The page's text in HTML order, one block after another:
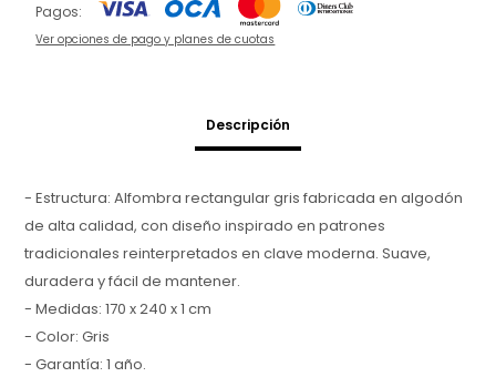
Pagos:
Ver opciones de pago y planes de cuotas
Descripción
- Estructura: Alfombra rectangular gris fabricada en algodón
de alta calidad, con diseño inspirado en patrones
tradicionales reinterpretados en clave moderna. Suave,
duradera y fácil de mantener.
- Medidas: 170 x 240 x 1 cm
- Color: Gris
- Garantía: 1 año.